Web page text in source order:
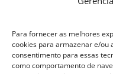
Para fornecer as melhores
cookies para armazenar e/ou
consentimento para essas
como comportamento de
ePrivacy
PIPEDA
and